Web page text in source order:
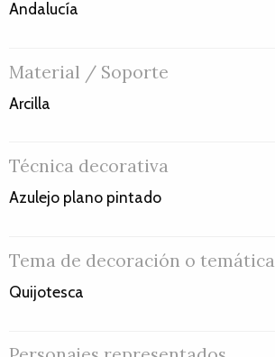
Andalucía
Material / Soporte
Arcilla
Técnica decorativa
Azulejo plano pintado
Tema de decoración o temática
Quijotesca